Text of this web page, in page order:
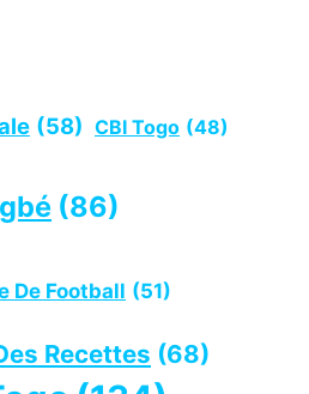
(58) CBI Togo (48)
(86)
De Football (51)
Recettes (68)